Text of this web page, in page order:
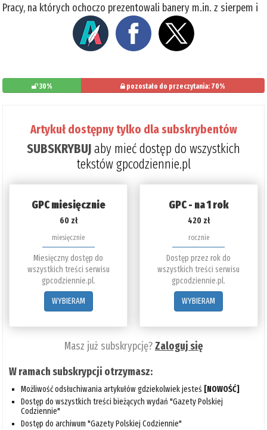
Pracy, na których ochoczo prezentowali banery m.in. z sierpem i
30% pozostało do przeczytania: 70%
Artykuł dostępny tylko dla subskrybentów
SUBSKRYBUJaby mieć dostęp do wszystkich
tekstów gpcodziennie.pl
GPC miesięcznie
60 zł
miesięcznie
Miesięczny dostęp do
wszystkich treści serwisu
gpcodziennie.pl.
WYBIERAM
GPC - na 1 rok
420 zł
rocznie
Dostęp przez rok do
wszystkich treści serwisu
gpcodziennie.pl.
WYBIERAM
Masz już subskrypcję?Zaloguj się
W ramach subskrypcji otrzymasz:
Możliwość odsłuchiwania artykułów gdziekolwiek jesteś [NOWOŚĆ]
Dostęp do wszystkich treści bieżących wydań "Gazety Polskiej
Codziennie"
Dostęp do archiwum "Gazety Polskiej Codziennie"